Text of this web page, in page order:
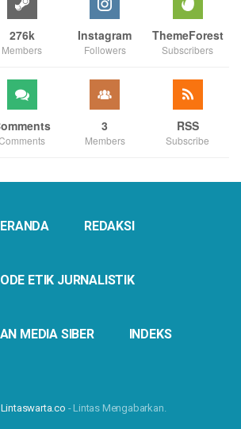
276k
Members
Instagram
Followers
ThemeForest
Subscribers
3
Members
RSS
Subscribe
REDAKSI
ETIK JURNALISTIK
MEDIA SIBER INDEKS
Lintaswarta.co - Lintas Mengabarkan.